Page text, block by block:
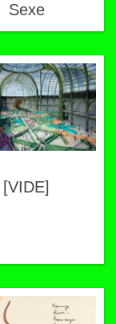
Sexe
[VIDE]